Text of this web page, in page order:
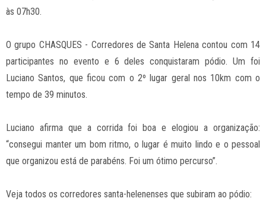
às 07h30.
O grupo CHASQUES - Corredores de Santa Helena contou com 14
participantes no evento e 6 deles conquistaram pódio. Um foi
Luciano Santos, que ficou com o 2º lugar geral nos 10km com o
tempo de 39 minutos.
Luciano afirma que a corrida foi boa e elogiou a organização:
“consegui manter um bom ritmo, o lugar é muito lindo e o pessoal
que organizou está de parabéns. Foi um ótimo percurso”.
Veja todos os corredores santa-helenenses que subiram ao pódio: